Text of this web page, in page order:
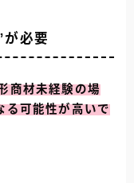
必要
商材未経験の場
る可能性が高いで